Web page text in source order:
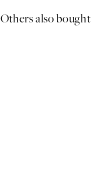
Others also bought